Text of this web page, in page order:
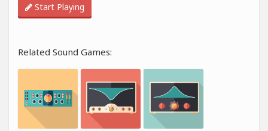
Start Playing
Related Sound Games: